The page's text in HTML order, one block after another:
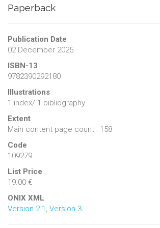
Paperback
Publication Date
02 December 2025
ISBN-13
9782390292180
Illustrations
1 index/ 1 bibliography
Extent
Main content page count : 158
Code
109279
List Price
19.00 €
ONIX XML
Version 2.1 , Version 3